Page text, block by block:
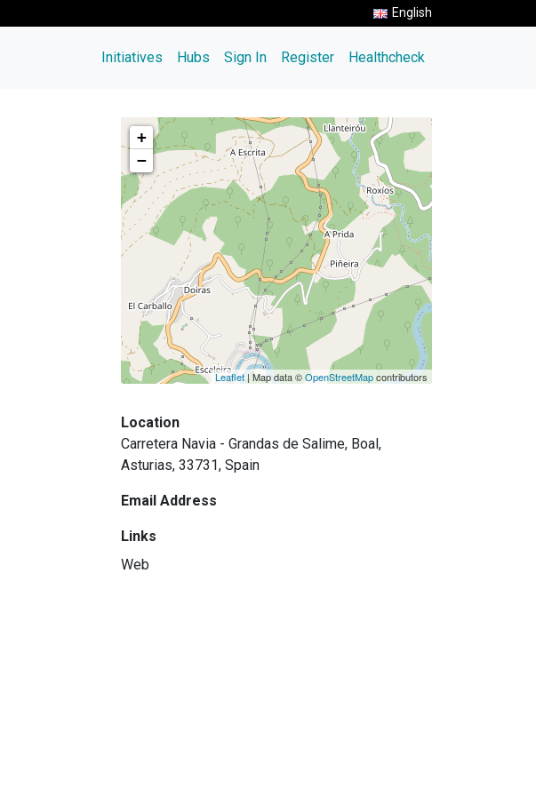
English
Initiatives Hubs Sign In Register Healthcheck
+
−
Leaflet| Map data ©OpenStreetMapcontributors
Location
Carretera Navia - Grandas de Salime, Boal,
Asturias, 33731, Spain
Email Address
Links
Web